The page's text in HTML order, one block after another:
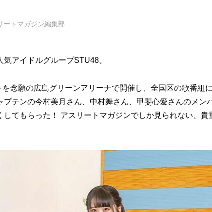
ートマガジン編集部
アイドルグループSTU48。
念願の広島グリーンアリーナで開催し、全国区の歌番組
テンの今村美月さん、中村舞さん、甲斐心愛さんのメン
してもらった！ アスリートマガジンでしか見られない、